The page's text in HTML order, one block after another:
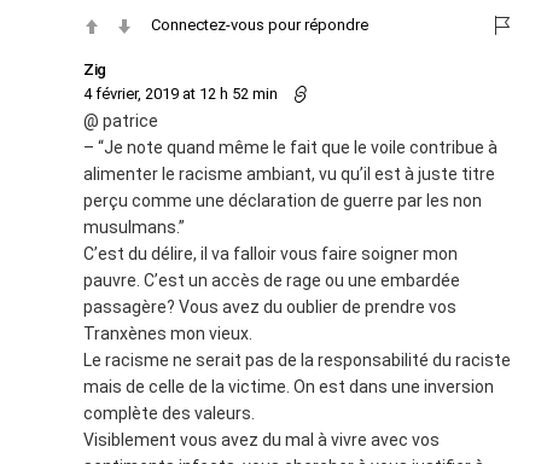
Connectez-vous pour répondre
Zig
4 février, 2019 at 12 h 52 min
@ patrice
– “Je note quand même le fait que le voile contribue à
alimenter le racisme ambiant, vu qu’il est à juste titre
perçu comme une déclaration de guerre par les non
musulmans.”
C’est du délire, il va falloir vous faire soigner mon
pauvre. C’est un accès de rage ou une embardée
passagère? Vous avez du oublier de prendre vos
Tranxènes mon vieux.
Le racisme ne serait pas de la responsabilité du raciste
mais de celle de la victime. On est dans une inversion
complète des valeurs.
Visiblement vous avez du mal à vivre avec vos